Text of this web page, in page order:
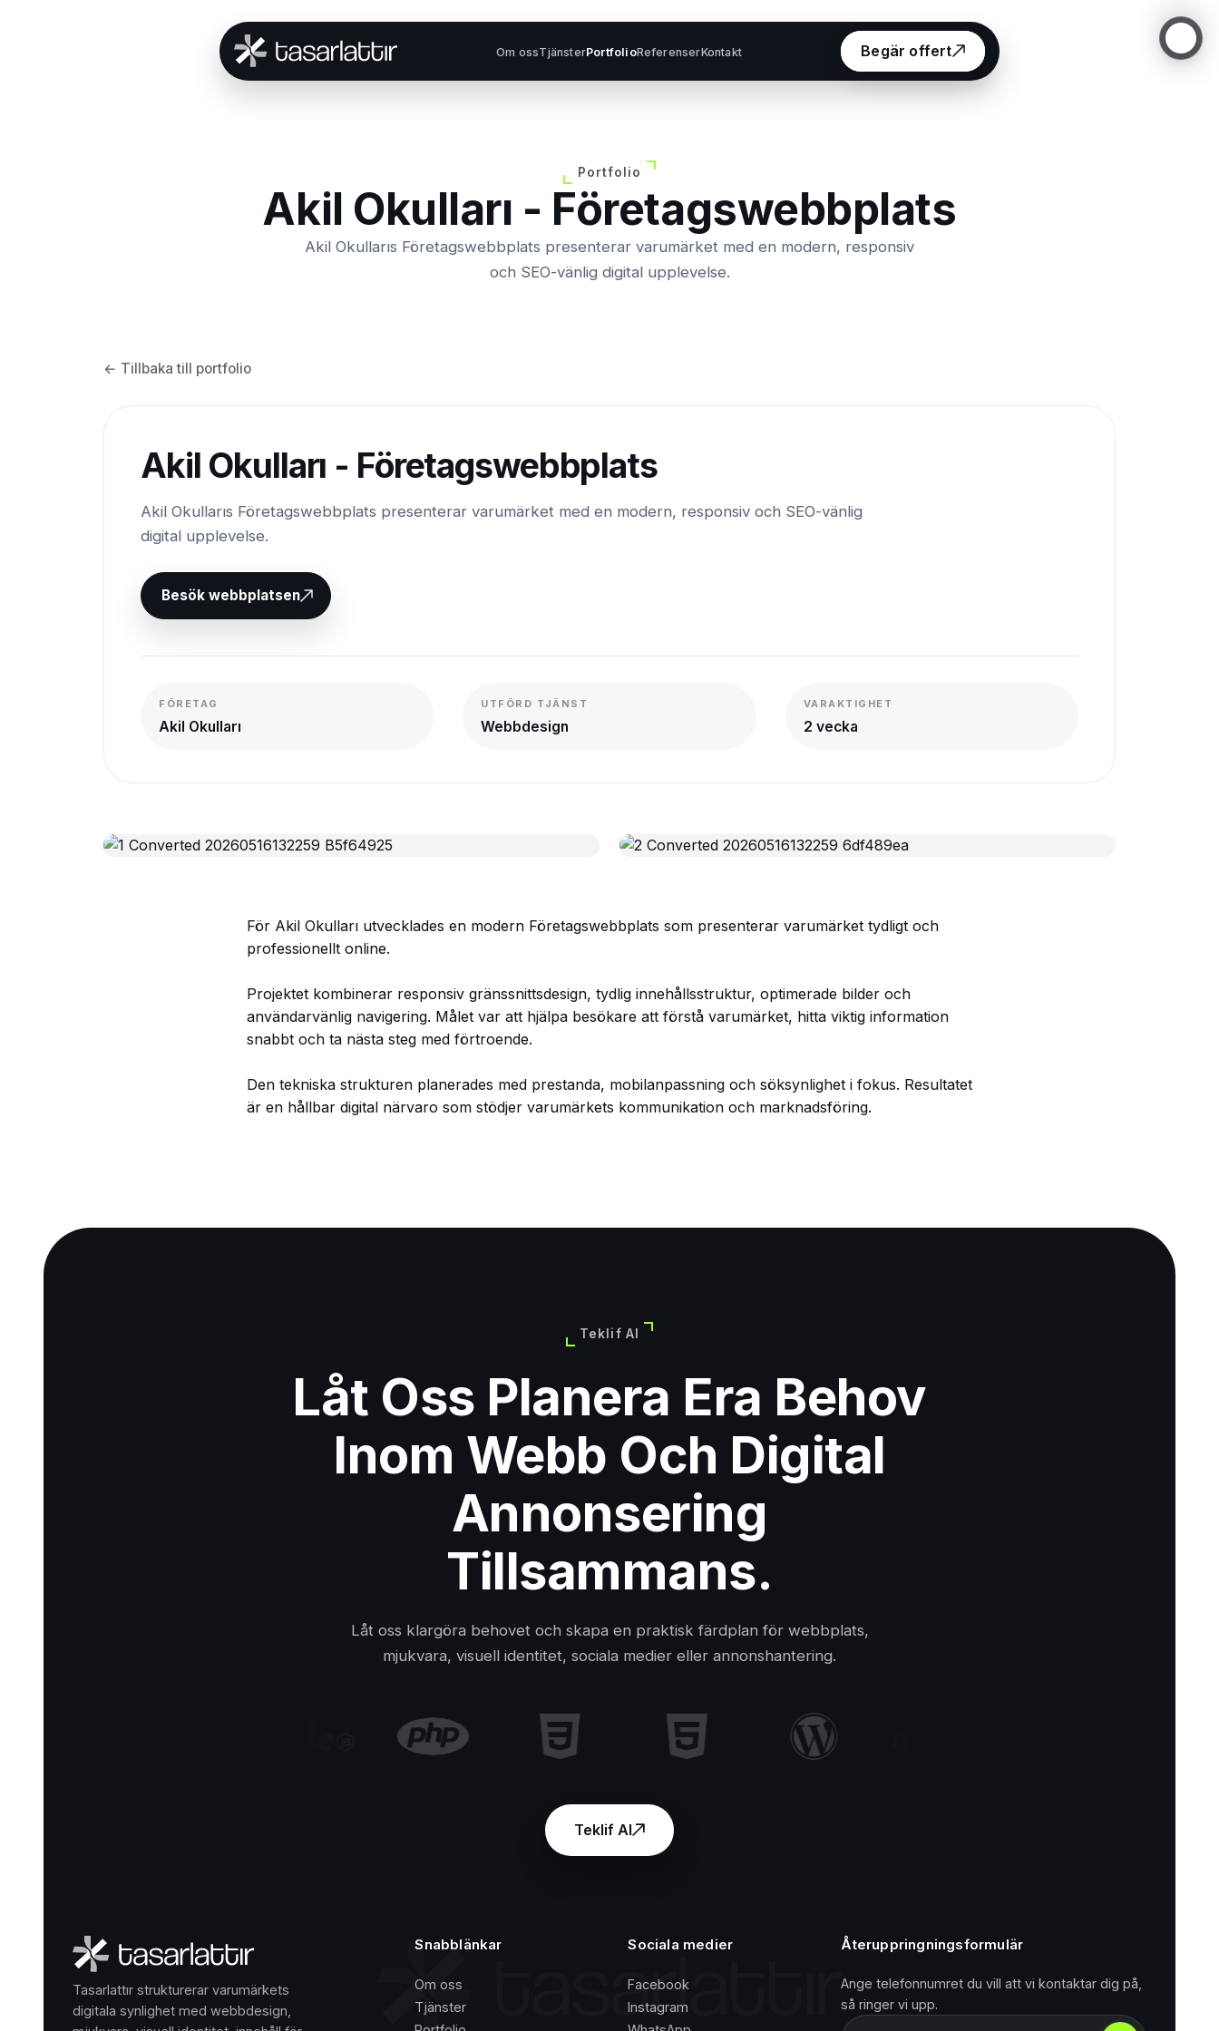
Om ossTjänsterPortfolioReferenserKontakt Begär offert
Portfolio
Akil Okulları - Företagswebbplats
Akil Okullarıs Företagswebbplats presenterar varumärket med en modern, responsiv
och SEO-vänlig digital upplevelse.
← Tillbaka till portfolio
Akil Okulları - Företagswebbplats
Akil Okullarıs Företagswebbplats presenterar varumärket med en modern, responsiv och SEO-vänlig
digital upplevelse.
Besök webbplatsen
FÖRETAG
Akil Okulları
UTFÖRD TJÄNST
Webbdesign
VARAKTIGHET
2 vecka
För Akil Okulları utvecklades en modern Företagswebbplats som presenterar varumärket tydligt och
professionellt online.
Projektet kombinerar responsiv gränssnittsdesign, tydlig innehållsstruktur, optimerade bilder och
användarvänlig navigering. Målet var att hjälpa besökare att förstå varumärket, hitta viktig information
snabbt och ta nästa steg med förtroende.
Den tekniska strukturen planerades med prestanda, mobilanpassning och söksynlighet i fokus. Resultatet
är en hållbar digital närvaro som stödjer varumärkets kommunikation och marknadsföring.
Teklif Al
Låt Oss Planera Era Behov
Inom Webb Och Digital
Annonsering
Tillsammans.
Låt oss klargöra behovet och skapa en praktisk färdplan för webbplats,
mjukvara, visuell identitet, sociala medier eller annonshantering.
Teklif Al
Tasarlattır strukturerar varumärkets
digitala synlighet med webbdesign,
Snabblänkar
Om oss
Tjänster
Sociala medier
Facebook
Instagram
Återuppringningsformulär
Ange telefonnumret du vill att vi kontaktar dig på,
så ringer vi upp.